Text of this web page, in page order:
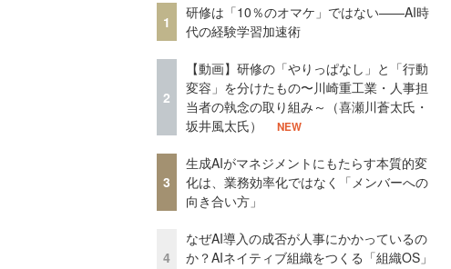
1
研修は「10％のオマケ」ではない——AI時
代の経験学習加速術
2
【動画】研修の「やりっぱなし」と「行動
変容」を分けたもの〜川崎重工業・人事担
当者の執念の取り組み～（喜瀬川蒼太氏・
坂井風太氏）
NEW
3
生成AIがマネジメントにもたらす本質的変
化は、業務効率化ではなく「メンバーへの
向き合い方」
4
なぜAI導入の成否が人事にかかっているの
か？AIネイティブ組織をつくる「組織OS」